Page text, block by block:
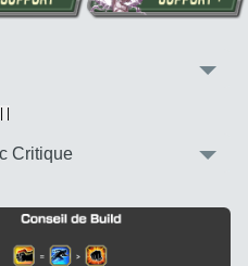
Vue alternative